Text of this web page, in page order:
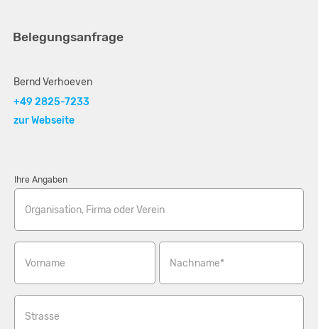
Belegungsanfrage
Bernd Verhoeven
+49 2825-7233
zur Webseite
Ihre Angaben
Organisation, Firma oder Verein
Vorname Nachname*
Strasse